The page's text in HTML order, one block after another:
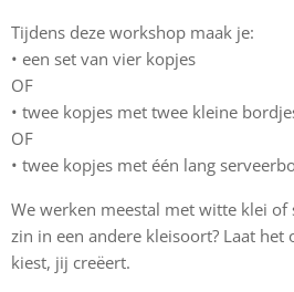
Tijdens deze workshop maak je:
• een set van vier kopjes
OF
• twee kopjes met twee kleine
OF
• twee kopjes met één lang
We werken meestal met witte klei
zin in een andere kleisoort? Laat het
kiest, jij creëert.